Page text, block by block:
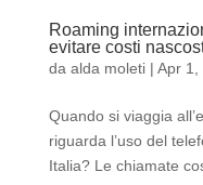
Roaming
evitare costi
da alda moleti| Apr 1,
Quando si viaggia
riguarda l’uso del
Italia? Le chiamate